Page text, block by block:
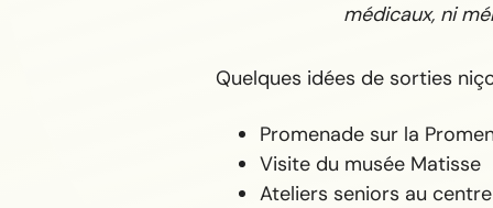
médicaux, ni
Quelques idées de sorties
Promenade sur la
Visite du musée Matisse
Ateliers seniors au